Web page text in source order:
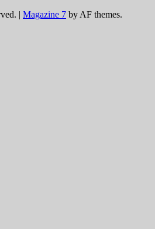
| Magazine 7 by AF themes.